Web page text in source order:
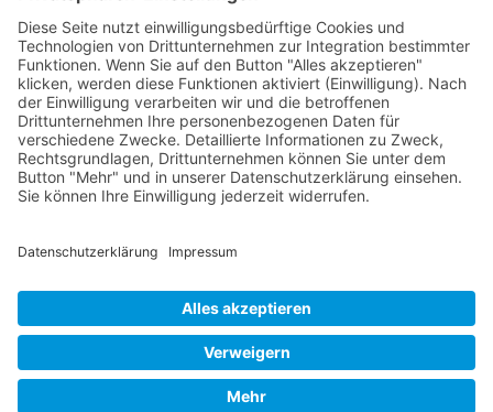
Container und Modulbau vor Ort
Anmelden
Ihr Partner für Containerbau | Modulbau | Systembau | Fertigbau |
temporäre Gebäude | Raumsysteme | Containergebäude |
Baucontainer |
Wohncontainer |Bürocontainer| Schulcontainer |
Baustellencontainer | Containervermietung | Interimsgebäude |
Raumzellen | Sondercontainer | Containeranlagen
© 2012-2026 Acker Raum-Systeme GmbH, Hamburg - Fertigbau,
Modulbau, Systembau, Containervermietung, Containerbau